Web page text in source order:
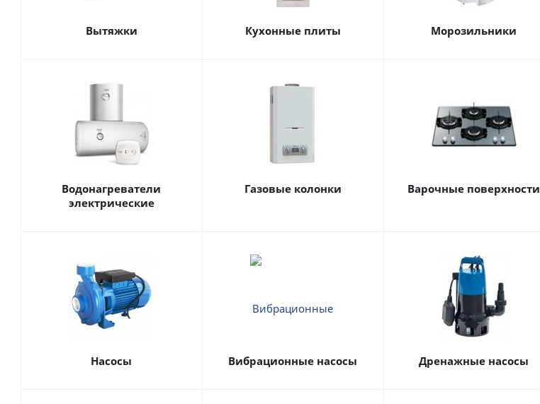
Вытяжки Кухонные плиты Морозильники
Водонагреватели
электрические
Газовые колонки Варочные поверхности
Насосы Вибрационные насосы Дренажные насосы